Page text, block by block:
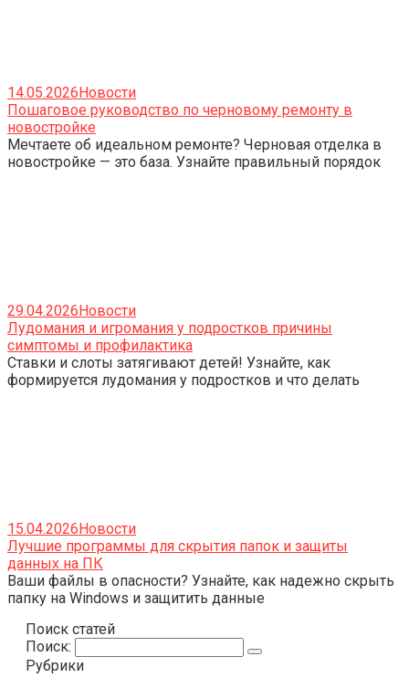
14.05.2026 Новости
Пошаговое руководство по черновому ремонту в
новостройке
Мечтаете об идеальном ремонте? Черновая отделка в
новостройке — это база. Узнайте правильный порядок
29.04.2026 Новости
Лудомания и игромания у подростков причины
симптомы и профилактика
Ставки и слоты затягивают детей! Узнайте, как
формируется лудомания у подростков и что делать
15.04.2026 Новости
Лучшие программы для скрытия папок и защиты
данных на ПК
Ваши файлы в опасности? Узнайте, как надежно скрыть
папку на Windows и защитить данные
Поиск статей
Поиск:
Рубрики